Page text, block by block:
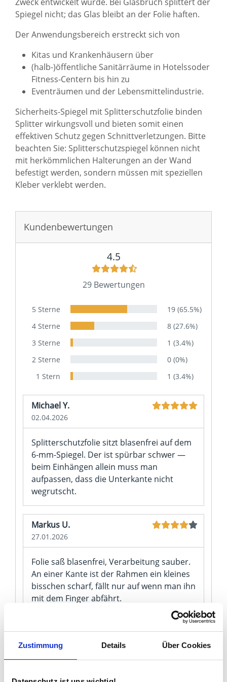
Zustimmung Details Über Cookies
Spiegel nicht; das Glas bleibt an der Folie haften.
Der Anwendungsbereich erstreckt sich von
Kitas und Krankenhäusern über
(halb-)öffentliche Sanitärräume in Hotelssoder
Fitness-Centern bis hin zu
Eventräumen und der Lebensmittelindustrie.
Sicherheits-Spiegel mit Splitterschutzfolie binden
Splitter wirkungsvoll und bieten somit einen
effektiven Schutz gegen Schnittverletzungen. Bitte
beachten Sie: Splitterschutzspiegel können nicht
mit herkömmlichen Halterungen an der Wand
befestigt werden, sondern müssen mit speziellen
Kleber verklebt werden.
Kundenbewertungen
4.5
29 Bewertungen
5 Sterne
19 (65.5%)
4 Sterne
8 (27.6%)
3 Sterne
1 (3.4%)
2 Sterne
0 (0%)
1 Stern
1 (3.4%)
Michael Y.
02.04.2026
Splitterschutzfolie sitzt blasenfrei auf dem
6-mm-Spiegel. Der ist spürbar schwer —
beim Einhängen allein muss man
aufpassen, dass die Unterkante nicht
wegrutscht.
Markus U.
27.01.2026
Folie saß blasenfrei, Verarbeitung sauber.
An einer Kante ist der Rahmen ein kleines
bisschen scharf, fällt nur auf wenn man ihn
mit dem Finger abfährt.
Jürgen E.
09.05.2025